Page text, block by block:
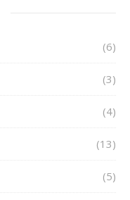
(6)
(3)
(4)
(13)
(5)